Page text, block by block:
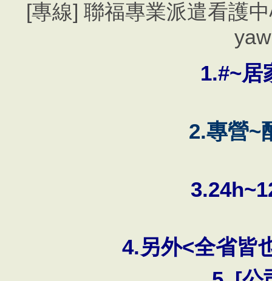
[專線] 聯福專業派遣看護
1.#~居
2.專營~
4.另外<全省皆